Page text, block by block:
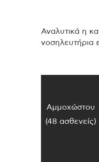
Αναλυτικά η
νοσηλευτήρια
Αμμοχώστου
(48 ασθενείς)